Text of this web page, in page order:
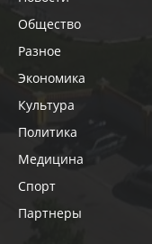
Общество
Разное
Экономика
Культура
Политика
Медицина
Спорт
Партнеры